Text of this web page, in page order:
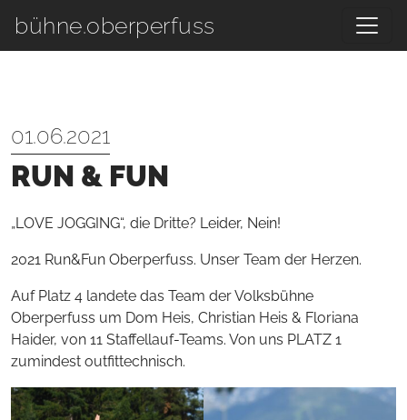
bühne.oberperfuss
01.06.2021
RUN & FUN
„LOVE JOGGING“, die Dritte? Leider, Nein!
2021 Run&Fun Oberperfuss. Unser Team der Herzen.
Auf Platz 4 landete das Team der Volksbühne
Oberperfuss um Dom Heis, Christian Heis & Floriana
Haider, von 11 Staffellauf-Teams. Von uns PLATZ 1
zumindest outfittechnisch.